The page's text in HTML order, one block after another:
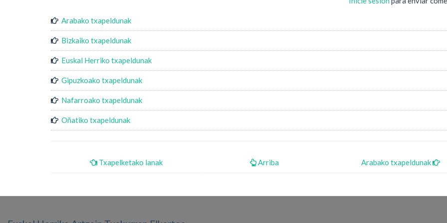
Arabako txapeldunak
Bizkaiko txapeldunak
Euskal Herriko txapeldunak
Gipuzkoako txapeldunak
Nafarroako txapeldunak
Oñatiko txapeldunak
Txapelketako lanak Arriba Arabako txapeldunak